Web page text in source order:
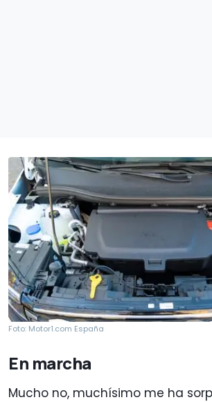
Foto: Motor1.com España
En marcha
Mucho no, muchísimo me ha